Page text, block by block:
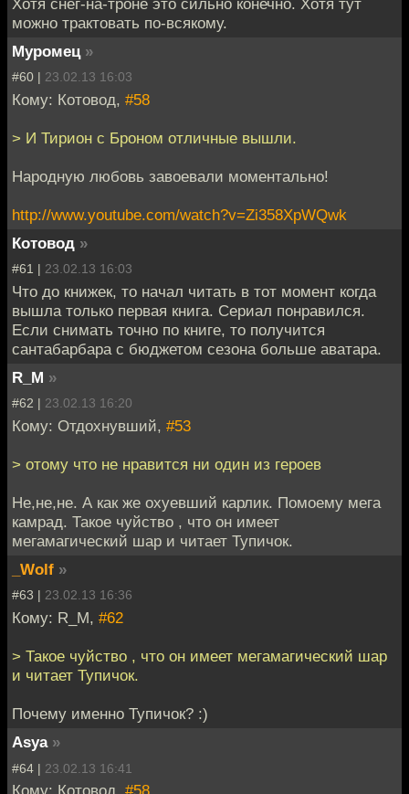
Хотя снег-на-троне это сильно конечно. Хотя тут
можно трактовать по-всякому.
Муромец »
#60 | 23.02.13 16:03
Кому: Котовод, #58
> И Тирион с Броном отличные вышли.
Народную любовь завоевали моментально!
http://www.youtube.com/watch?v=Zi358XpWQwk
Котовод »
#61 | 23.02.13 16:03
Что до книжек, то начал читать в тот момент когда
вышла только первая книга. Сериал понравился.
Если снимать точно по книге, то получится
сантабарбара с бюджетом сезона больше аватара.
R_M »
#62 | 23.02.13 16:20
Кому: Отдохнувший, #53
> отому что не нравится ни один из героев
Не,не,не. А как же охуевший карлик. Помоему мега
камрад. Такое чуйство , что он имеет
мегамагический шар и читает Тупичок.
_Wolf »
#63 | 23.02.13 16:36
Кому: R_M, #62
> Такое чуйство , что он имеет мегамагический шар
и читает Тупичок.
Почему именно Тупичок? :)
Asya »
#64 | 23.02.13 16:41